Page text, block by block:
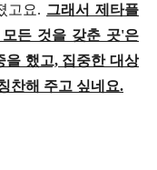
고요. 그래서 제타플
든 것을 갖춘 곳'은
을 했고, 집중한 대상
찬해 주고 싶네요.